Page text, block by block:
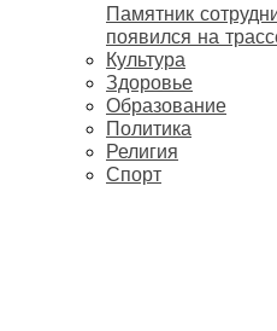
Памятник
появился на
Культура
Здоровье
Образование
Политика
Религия
Спорт